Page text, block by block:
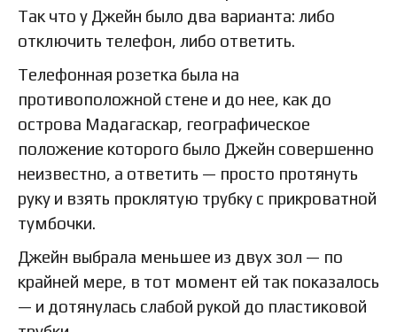
Так что у Джейн было два варианта: либо
отключить телефон, либо ответить.
Телефонная розетка была на
противоположной стене и до нее, как до
острова Мадагаскар, географическое
положение которого было Джейн совершенно
неизвестно, а ответить — просто протянуть
руку и взять проклятую трубку с прикроватной
тумбочки.
Джейн выбрала меньшее из двух зол — по
крайней мере, в тот момент ей так показалось
— и дотянулась слабой рукой до пластиковой